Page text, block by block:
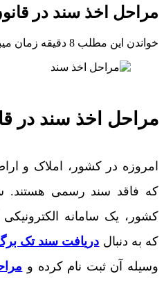
مراحل اخذ سند در
خواندن این مطلب 8 دقیقه زمان میبرد
مراحل اخذ سند در
امروزه در کشور، املاک و
که فاقد سند رسمی هستند.
کشور، یک سامانه
که به دنبال دریافت سند تک
وسیله آن ثبت نام کرده و